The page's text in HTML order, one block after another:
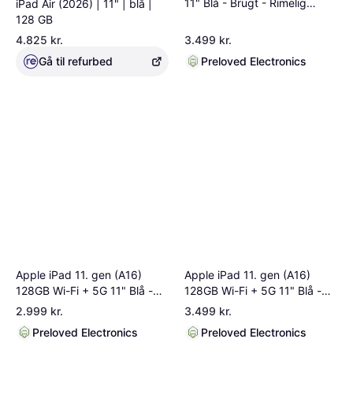
iPad Air (2026) | 11" | blå |
128 GB
4.825 kr.
Gå til refurbed
11" Blå - Brugt - Rimelig
3.499 kr.
Preloved Electronics
Apple iPad 11. gen (A16)
128GB Wi-Fi + 5G 11" Blå -
Brugt - Rimelig stand.
2.999 kr.
Preloved Electronics
Apple iPad 11. gen (A16)
128GB Wi-Fi + 5G 11" Blå -
Brugt - Som ny.
3.499 kr.
Preloved Electronics